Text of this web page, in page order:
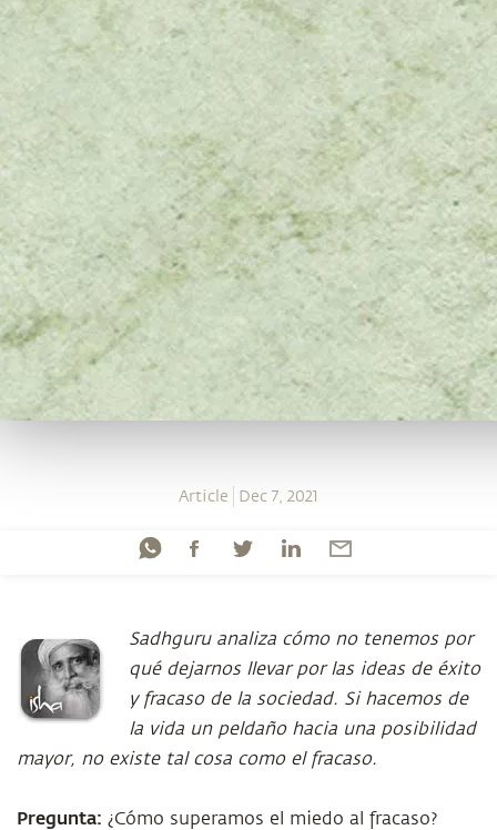
Article Dec 7, 2021
Sadhguru analiza cómo no tenemos por
qué dejarnos llevar por las ideas de éxito
y fracaso de la sociedad. Si hacemos de
la vida un peldaño hacia una posibilidad
mayor, no existe tal cosa como el fracaso.
Pregunta: ¿Cómo superamos el miedo al fracaso?